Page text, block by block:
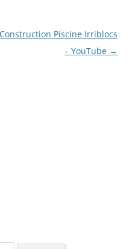
Construction Piscine Irriblocs
– YouTube →